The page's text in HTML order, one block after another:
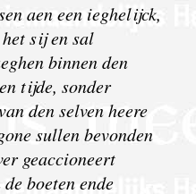
aen een ieghelijck,
sij en sal
binnen den
tijde, sonder
den selven heere
sullen bevonden
geaccioneert
boeten ende